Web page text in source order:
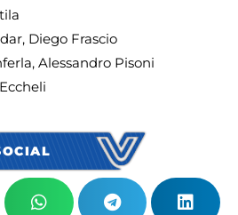
Diego Frascio
Alessandro Pisoni